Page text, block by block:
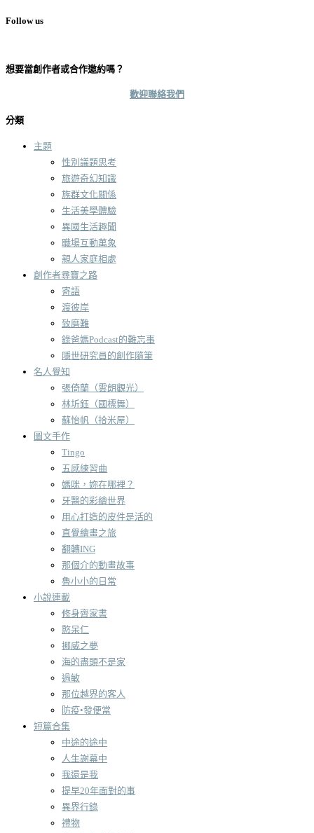
Follow us
想要當創作者或合作邀約嗎？
歡迎聯絡我們
分類
主題
性別議題思考
旅遊奇幻知識
族群文化關係
生活美學體驗
異國生活趣聞
職場互動萬象
親人家庭相處
創作者尋寶之路
寄語
渡彼岸
致磨難
錄爸媽Podcast的難忘事
隱世研究員的創作隨筆
名人覺知
張倚蘭（雲朗觀光）
林圻鈺（國標舞）
蘇怡帆（拾米屋）
圖文手作
Tingo
五感練習曲
媽咪，妳在哪裡？
牙醫的彩繪世界
用心打造的皮件是活的
直覺繪畫之旅
翻轉ING
那個介的動畫故事
魯小小的日常
小說連載
修身齊家書
憨呆仁
挪威之夢
海的盡頭不是家
過敏
那位越界的客人
防疫•發便當
短篇合集
中途的途中
人生謝幕中
我還是我
提早20年面對的事
異界行錄
禮物